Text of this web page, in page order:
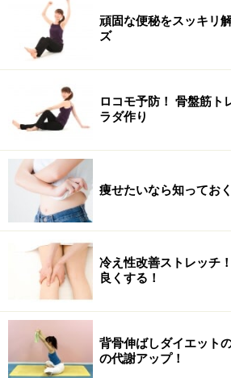
頑固な便秘をスッキリ
ズ
ロコモ予防！ 骨盤筋ト
ラダ作り
痩せたいなら知ってお
冷え性改善ストレッチ
良くする！
背骨伸ばしダイエット
の代謝アップ！